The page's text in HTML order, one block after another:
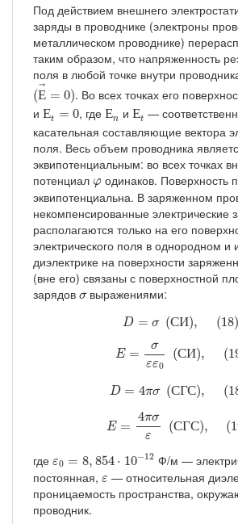
Под действием внешнего
заряды в проводнике (электроны
металлическом проводнике)
таким образом, что напряженность
поля в любой точке внутри
(→
Е = 0)
(Е→ =0)
. Во всех точках его
и Еt = 0
Е 0 , гдеЕn
ЕnиЕt
Еt—
касательная составляющие вектора
поля. Весь объем проводника
эквипотенциальным: во всех точках
потенциал φ
φ одинаков. Поверхность
эквипотенциальна. В заряженном
некомпенсированные электрические
располагаются только на его
электрического поля в однородном и
диэлектрике на поверхности
(вне его) связаны с поверхностной
зарядов σ
σвыражениями:
D = σ (СИ), (18)
D СИ), 18)
E =
σ
εε0
(СИ), (
ε0 (С ) (
D = 4πσ (СГС), (
D= πσ СГС),
E =
4πσ
ε
(СГС), (
πσε
где ε0 = 8, 854 ⋅ 10−12
,854 ⋅10−12 Ф/м —
постоянная, ε
ε — относительная
проницаемость пространства,
проводник.